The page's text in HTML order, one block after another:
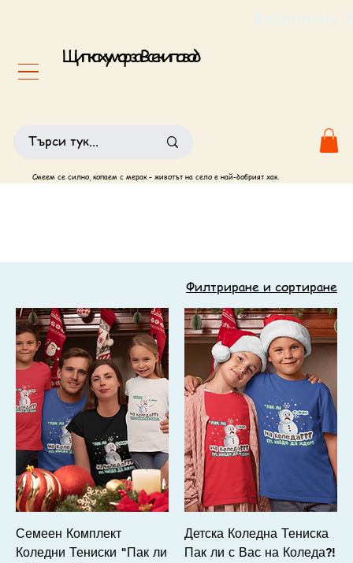
Щипка хумор за Всеки повод
Смеем се силно, копаем с мерак – животът на село е най-добрият хак.
Филтриране и сортиране
Семеен Комплект
Коледни Тениски "Пак ли
Детска Коледна Тениска
Пак ли с Вас на Коледа?!